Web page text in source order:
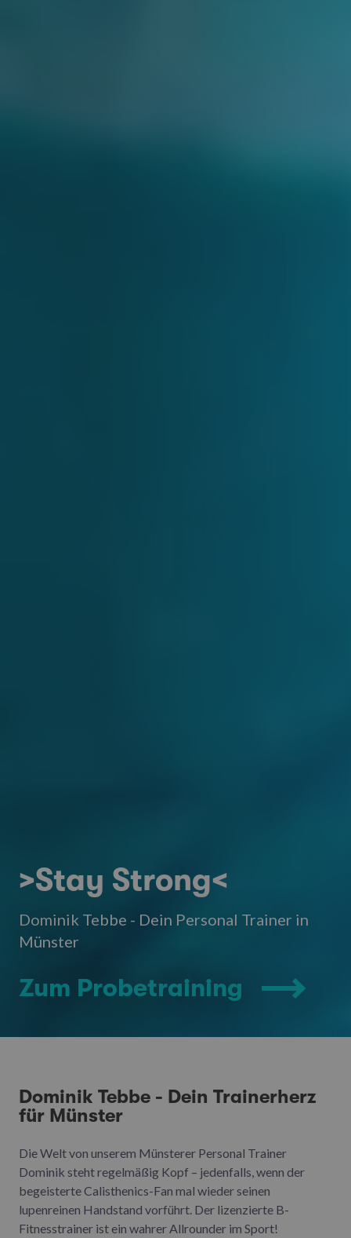
>Stay Strong<
Dominik Tebbe - Dein Personal Trainer in
Münster
Zum Probetraining
Dominik Tebbe - Dein Trainerherz
für Münster
Die Welt von unserem Münsterer Personal Trainer
Dominik steht regelmäßig Kopf – jedenfalls, wenn der
begeisterte Calisthenics-Fan mal wieder seinen
lupenreinen Handstand vorführt. Der lizenzierte B-
Fitnesstrainer ist ein wahrer Allrounder im Sport!